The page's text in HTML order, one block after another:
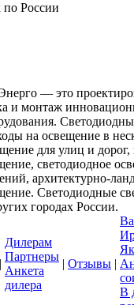
по России
— это
и монтаж
на освещение в
для улиц и
светодиодное
архитектурно-
Светодиодные
городах России.
|
Дилерам
Партнеры
Анкета
дилера
| Отзывы |
В